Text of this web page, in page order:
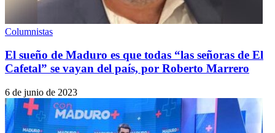
Columnistas
El sueño de Maduro es que todas “las señoras de El
Cafetal” se vayan del país, por Roberto Marrero
6 de junio de 2023